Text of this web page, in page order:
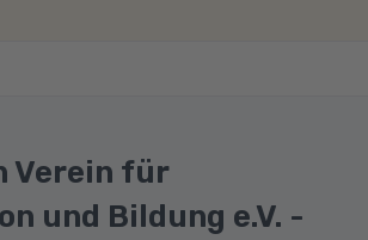
Verein für
und Bildung e.V. -